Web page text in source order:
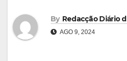
By Redacção Diário
AGO 9, 2024